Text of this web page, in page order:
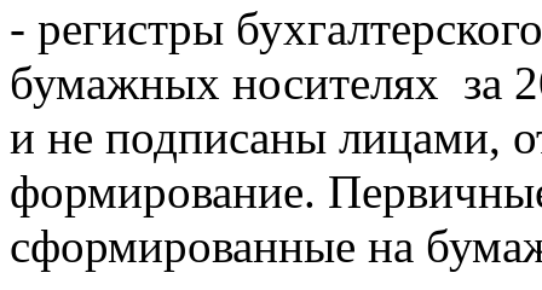
- регистры
бумажных носителях за
и не подписаны лицами,
формирование.
сформированные на